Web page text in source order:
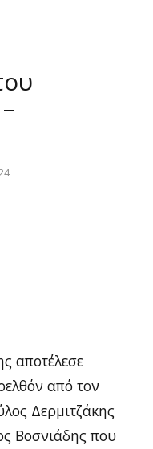
αποτέλεσε
από τον
Δερμιτζάκης
Βοσνιάδης που